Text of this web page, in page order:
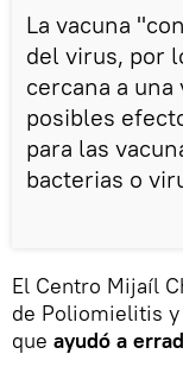
La vacuna
del virus, por
cercana a
posibles
para las
bacterias o
El Centro Mijaíl
de Poliomielitis
que ayudó a